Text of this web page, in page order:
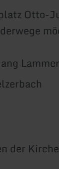
Otto-
der